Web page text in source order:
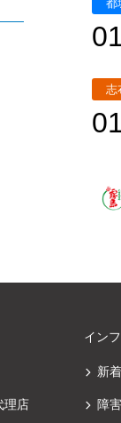
都
志
理店
イン
新
障